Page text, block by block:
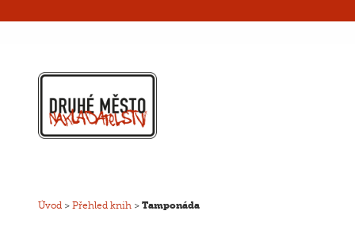
Úvod > Přehled knih > Tamponáda